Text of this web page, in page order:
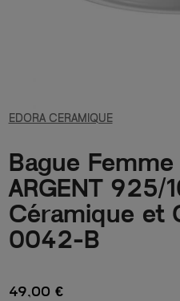
EDORA CERAMIQUE
Bague Femme
ARGENT 925/
Céramique et
0042-B
49,00 €